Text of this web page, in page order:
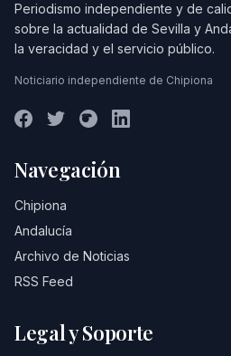
Periodismo independiente y de
sobre la actualidad de Sevilla y
la veracidad y el servicio público.
Noticiario independiente de Chipiona
Navegación
Chipiona
Andalucía
Archivo de Noticias
RSS Feed
Legal y Soporte